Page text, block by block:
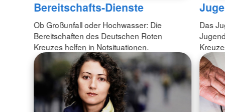
Bereitschafts-Dienste
Ob Großunfall oder Hochwasser: Die
Bereitschaften des Deutschen Roten
Kreuzes helfen in Notsituationen.
Das